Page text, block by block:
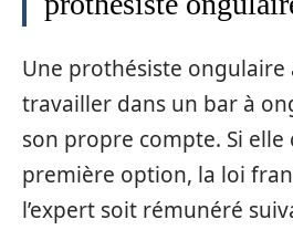
Une prothésiste ongulaire
travailler dans un bar à
son propre compte. Si elle
première option, la loi
l’expert soit rémunéré